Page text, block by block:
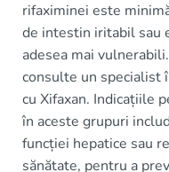
rifaximinei este
de intestin iritabil sau
adesea mai
consulte un specialist
cu Xifaxan. Indicațiile
în aceste grupuri
funcției hepatice sau
sănătate, pentru a